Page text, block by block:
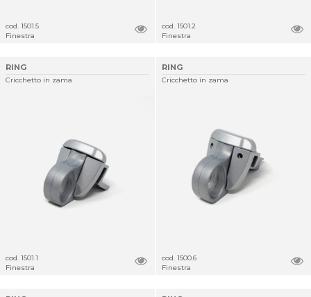
cod. 1501.5
Finestra
cod. 1501.2
Finestra
RING
Cricchetto in zama
cod. 1501.1
Finestra
RING
Cricchetto in zama
cod. 1500.6
Finestra